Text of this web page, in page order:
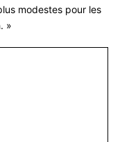
modestes pour les
»